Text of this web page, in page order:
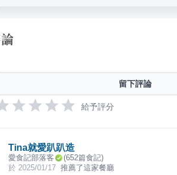
留下評論
給予評分
Tina就愛趴趴造
愛食記部落客 (652篇食記)
於 2025/01/17 推薦了這家餐廳